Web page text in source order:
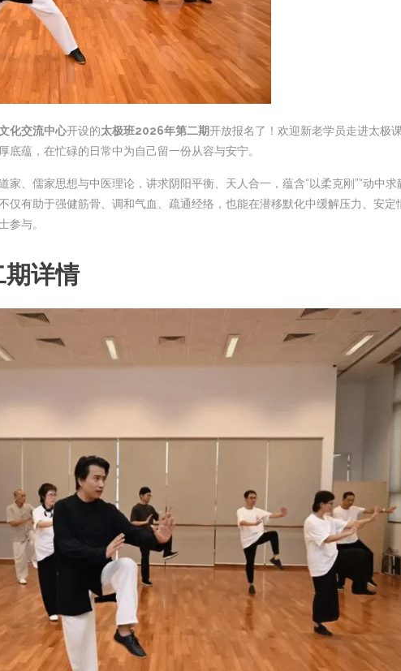
化交流中心开设的太极班2026年第二期开放报名了！欢迎新老学员走进太极
蕴，在忙碌的日常中为自己留一份从容与安宁。
、儒家思想与中医理论，讲求阴阳平衡、天人合一，蕴含“以柔克刚”“动中求
仅有助于强健筋骨、调和气血、疏通经络，也能在潜移默化中缓解压力、安定
参与。
期详情